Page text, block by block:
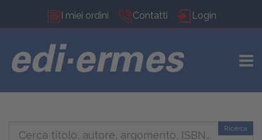
I miei ordini Contatti Login
Ricerca